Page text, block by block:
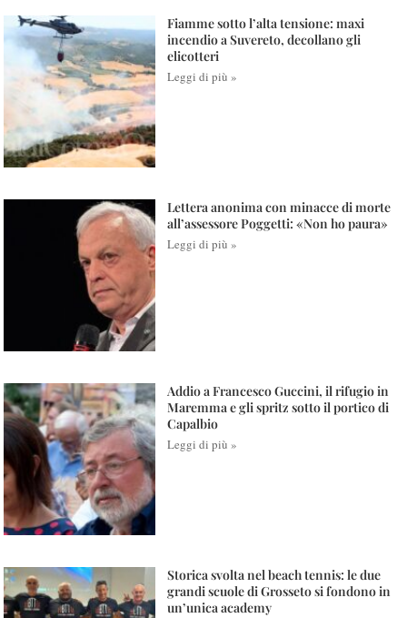
Fiamme sotto l’alta tensione: maxi
incendio a Suvereto, decollano gli
elicotteri
Leggi di più »
Lettera anonima con minacce di morte
all’assessore Poggetti: «Non ho paura»
Leggi di più »
Addio a Francesco Guccini, il rifugio in
Maremma e gli spritz sotto il portico di
Capalbio
Leggi di più »
Storica svolta nel beach tennis: le due
grandi scuole di Grosseto si fondono in
un’unica academy